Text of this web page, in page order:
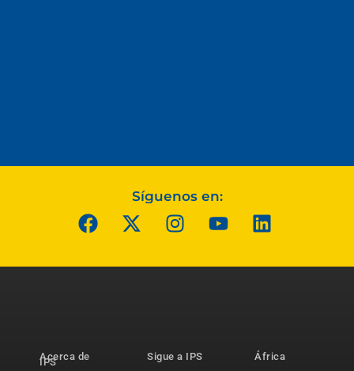
Síguenos en:
Acerca de
IPS
Sigue a IPS
África